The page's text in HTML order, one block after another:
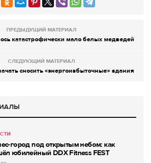
ПРЕДЫДУЩИЙ МАТЕРИАЛ
катастрофически мало белых медведей
СЛЕДУЮЩИЙ МАТЕРИАЛ
сносить «энергоизбыточные» здания
город под открытым небом: как
юбилейный DDX Fitness FEST